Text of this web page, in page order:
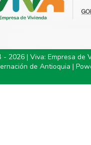
2026 | Viva: Empresa de
de Antioquia |